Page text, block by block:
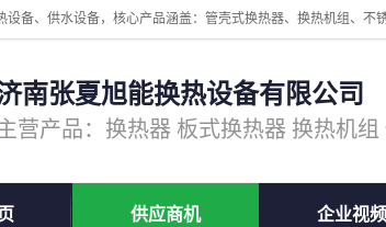
南张夏旭能换热设备有限公司
供应商机 企业视频